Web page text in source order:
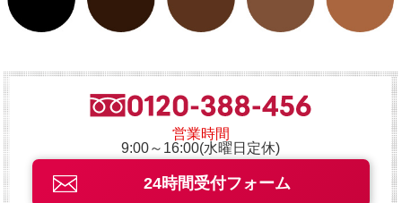
営業時間
9:00～16:00(水曜日定休)
24時間受付フォーム